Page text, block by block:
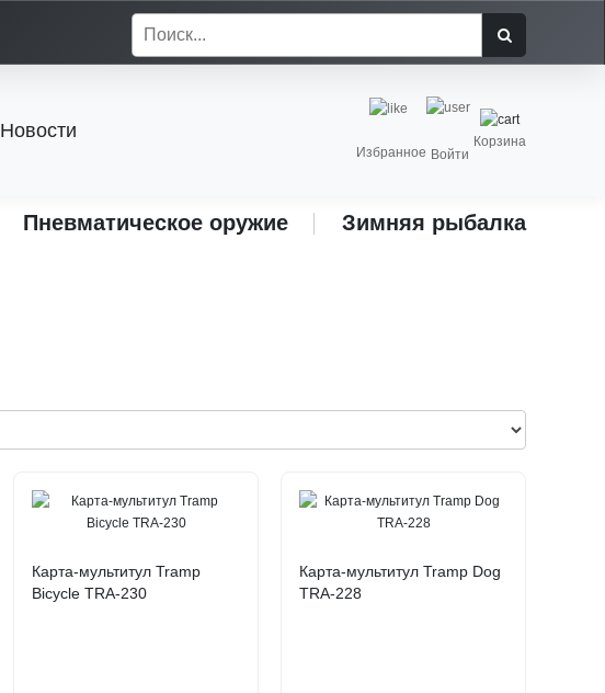
Новости
Избранное Войти
Корзина
Пневматическое оружие Зимняя рыбалка
Карта-мультитул Tramp
Bicycle TRA-230
Карта-мультитул Tramp Dog
TRA-228